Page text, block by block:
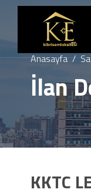
Anasayfa
İlan
KKTC